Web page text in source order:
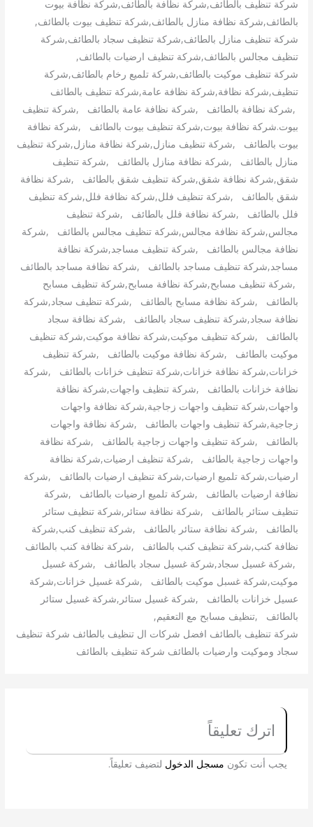
شركة تنظيف بالطائف,شركة نظافة بالطائف,شركة نظافة بيوت
بالطائف,شركة نظافة منازل بالطائف,شركة تنظيف بيوت بالطائف,
شركة تنظيف منازل بالطائف,شركة تنظيف سجاد بالطائف,شركة
تنظيف مجالس بالطائف,شركة تنظيف ارضيات بالطائف,
شركة تنظيف موكيت بالطائف,شركة تلميع رخام بالطائف,شركة
تنظيف,شركة نظافة,شركة نظافة عامة,شركة تنظيف بالطائف
,شركة نظافة بالطائف ,شركة نظافة عامة بالطائف ,شركة تنظيف
بيوت.شركة نظافة بيوت,شركة تنظيف بيوت بالطائف ,شركة نظافة
بيوت بالطائف ,شركة تنظيف منازل,شركة نظافة منازل,شركة تنظيف
منازل بالطائف ,شركة نظافة منازل بالطائف ,شركة تنظيف
شقق,شركة نظافة شقق,شركة تنظيف شقق بالطائف ,شركة نظافة
شقق بالطائف ,شركة تنظيف فلل,شركة نظافة فلل,شركة تنظيف
فلل بالطائف ,شركة نظافة فلل بالطائف ,شركة تنظيف
مجالس,شركة نظافة مجالس,شركة تنظيف مجالس بالطائف ,شركة
نظافة مجالس بالطائف ,شركة تنظيف مساجد,شركة نظافة
مساجد,شركة تنظيف مساجد بالطائف ,شركة نظافة مساجد بالطائف
,شركة تنظيف مسابح,شركة نظافة مسابح,شركة تنظيف مسابح
بالطائف ,شركة نظافة مسابح بالطائف ,شركة تنظيف سجاد,شركة
نظافة سجاد,شركة تنظيف سجاد بالطائف ,شركة نظافة سجاد
بالطائف ,شركة تنظيف موكيت,شركة نظافة موكيت,شركة تنظيف
موكيت بالطائف ,شركة نظافة موكيت بالطائف ,شركة تنظيف
خزانات,شركة نظافة خزانات,شركة تنظيف خزانات بالطائف ,شركة
نظافة خزانات بالطائف ,شركة تنظيف واجهات,شركة نظافة
واجهات,شركة تنظيف واجهات زجاجية,شركة نظافة واجهات
زجاجية,شركة تنظيف واجهات بالطائف ,شركة نظافة واجهات
بالطائف ,شركة تنظيف واجهات زجاجية بالطائف ,شركة نظافة
واجهات زجاجية بالطائف ,شركة تنظيف ارضيات,شركة نظافة
ارضيات,شركة تلميع ارضيات,شركة تنظيف ارضيات بالطائف ,شركة
نظافة ارضيات بالطائف ,شركة تلميع ارضيات بالطائف ,شركة
تنظيف ستائر بالطائف ,شركة نظافة ستائر,شركة تنظيف ستائر
بالطائف ,شركة نظافة ستائر بالطائف ,شركة تنظيف كنب,شركة
نظافة كنب,شركة تنظيف كنب بالطائف ,شركة نظافة كنب بالطائف
,شركة غسيل سجاد,شركة غسيل سجاد بالطائف ,شركة غسيل
موكيت,شركة غسبل موكيت بالطائف ,شركة غسيل خزانات,شركة
عسيل خزانات بالطائف ,شركة غسيل ستائر,شركة غسيل ستائر
بالطائف ,تنظيف مسابح مع التعقيم,
شركة تنظيف بالطائف افضل شركات ال تنظيف بالطائف شركة تنظيف
سجاد وموكيت وارضيات بالطائف شركة تنظيف بالطائف
اترك تعليقاً
يجب أنت تكون مسجل الدخول لتضيف تعليقاً.